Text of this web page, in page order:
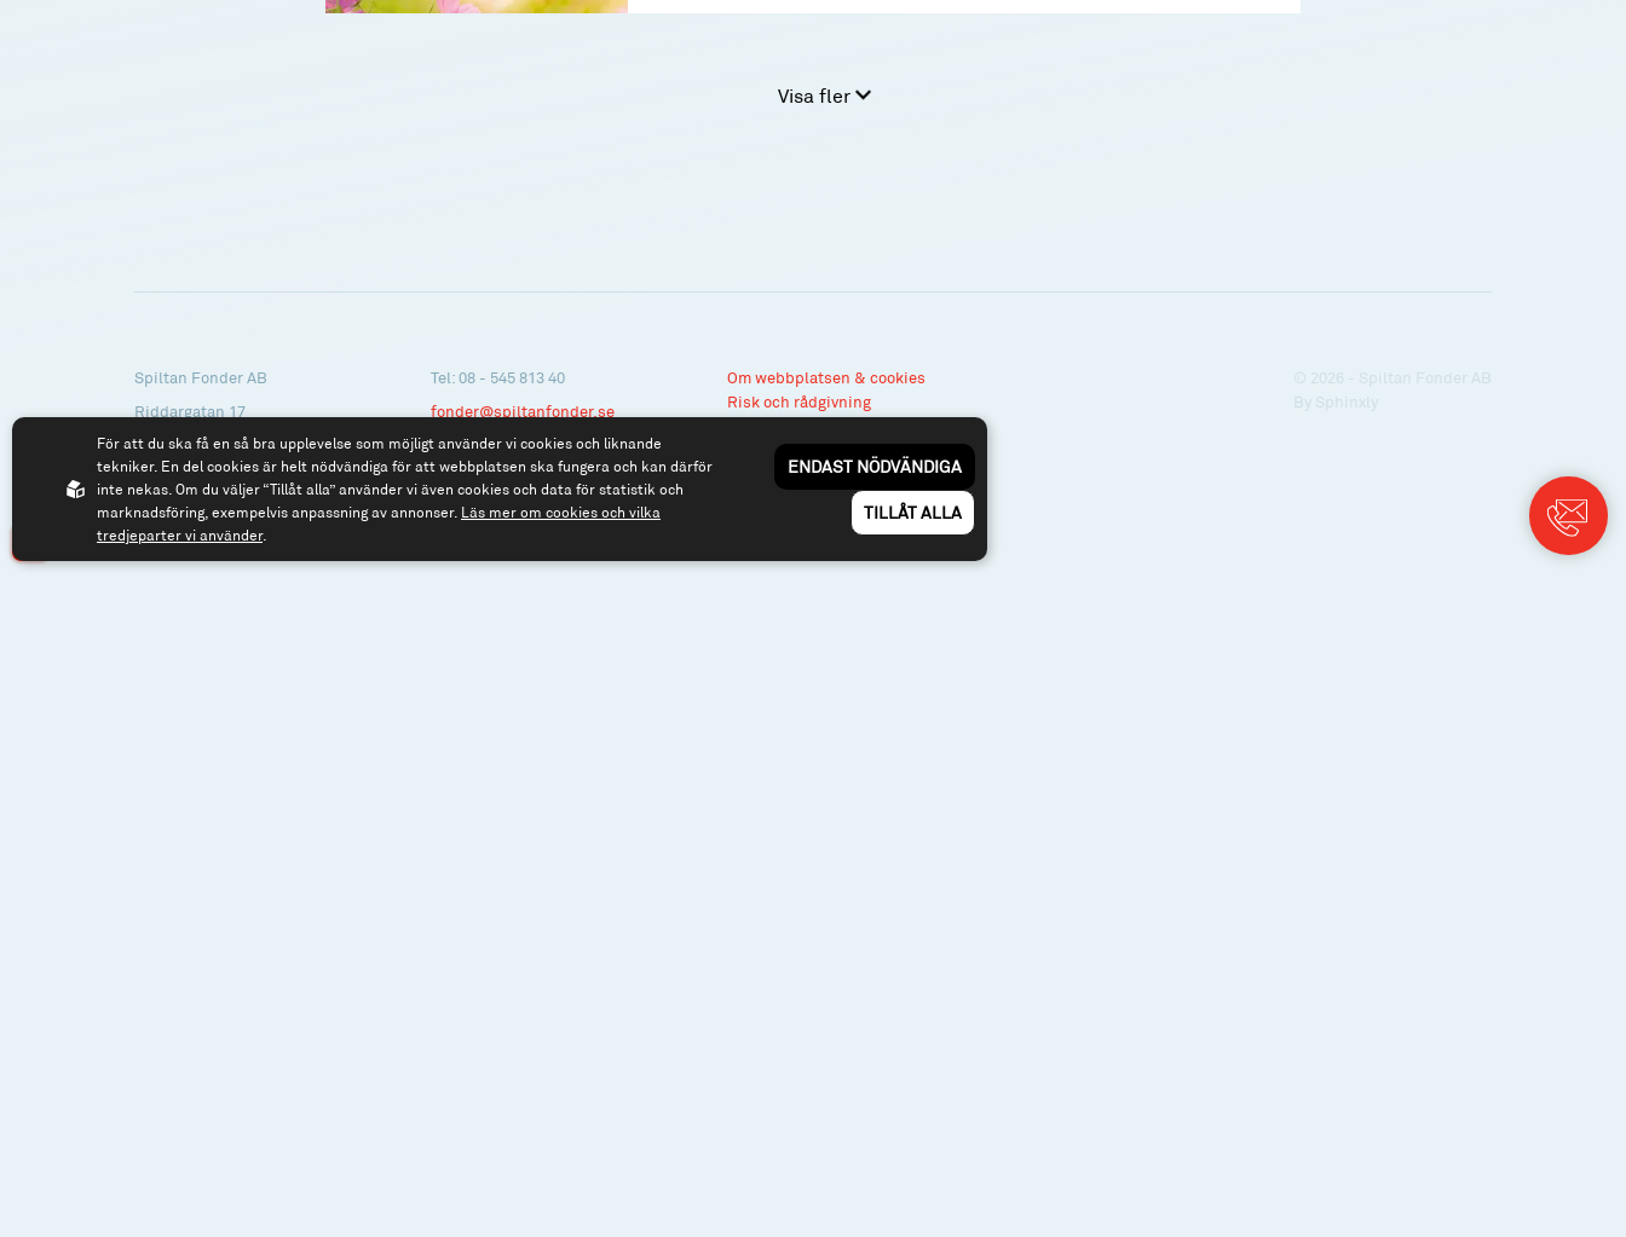
Visa fler
Spiltan Fonder AB
Riddargatan 17
114 57 Stockholm
Tel: 08 - 545 813 40
fonder@spiltanfonder.se
Om webbplatsen & cookies
Risk och rådgivning
© 2026 - Spiltan Fonder AB
By Sphinxly
För att du ska få en så bra upplevelse som möjligt använder vi cookies och liknande
tekniker. En del cookies är helt nödvändiga för att webbplatsen ska fungera och kan därför
inte nekas. Om du väljer “Tillåt alla” använder vi även cookies och data för statistik och
marknadsföring, exempelvis anpassning av annonser. Läs mer om cookies och vilka
tredjeparter vi använder.
ENDAST NÖDVÄNDIGA
TILLÅT ALLA